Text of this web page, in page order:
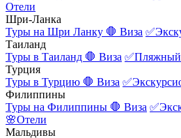
Отели
Шри-Ланка
Туры на Шри Ланку 🛑 Виза
Таиланд
Туры в Таиланд 🛑 Виза
Турция
Туры в Турцию 🛑 Виза
Филиппины
Туры на Филиппины 🛑 Виза
🌸Отели
Мальдивы